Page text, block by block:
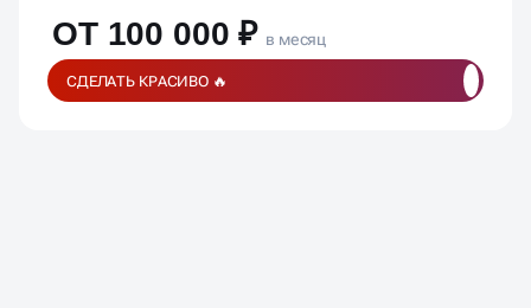
ОТ 100 000 ₽ в месяц
СДЕЛАТЬ КРАСИВО 🔥